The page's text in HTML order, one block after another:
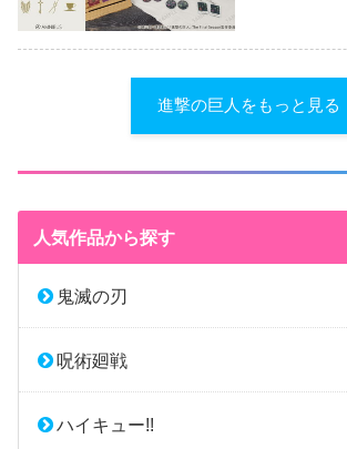
進撃の巨人をもっと見る
人気作品から探す
鬼滅の刃
呪術廻戦
ハイキュー!!